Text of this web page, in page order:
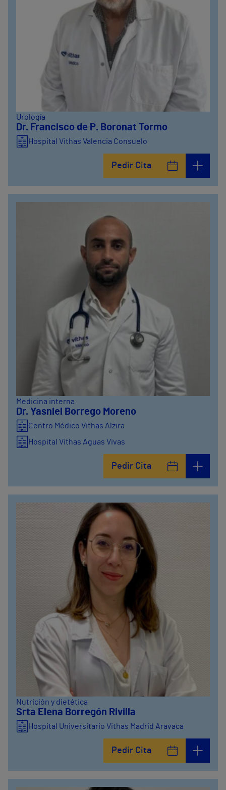
Urología
Dr. Francisco de P. Boronat Tormo
Hospital Vithas Valencia Consuelo
Pedir Cita
Medicina interna
Dr. Yasniel Borrego Moreno
Centro Médico Vithas Alzira
Hospital Vithas Aguas Vivas
Pedir Cita
Nutrición y dietética
Srta Elena Borregón Rivilla
Hospital Universitario Vithas Madrid Aravaca
Pedir Cita